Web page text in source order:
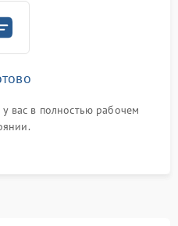
вас в полностью рабочем